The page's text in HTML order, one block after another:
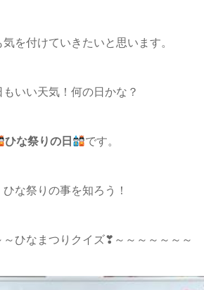
を付けていきたいと思います。
もいい天気！何の日かな？
ひな祭りの日 です。
な祭りの事を知ろう！
～ひなまつりクイズ❣～～～～～～～